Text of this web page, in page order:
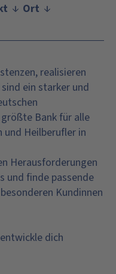
Ort
realisieren
ein starker und
Bank für alle
und Heilberufler in
Herausforderungen
und finde passende
Kundinnen
dich